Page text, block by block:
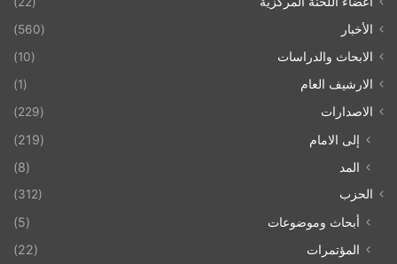
الأخبار
(560)
الابحاث والدراسات
(10)
الارشيف العام
(1)
الاصدارات
(229)
إلى الامام
(219)
المد
(8)
الحزب (312)
أبحاث وموضوعات
(5)
المؤتمرات
(22)